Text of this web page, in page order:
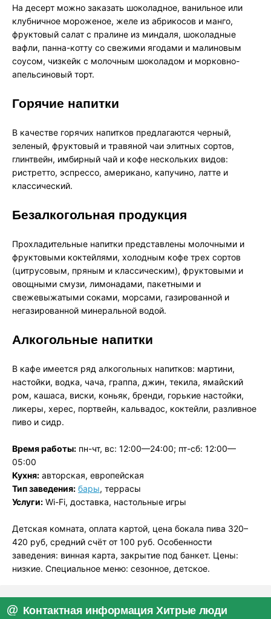
На десерт можно заказать шоколадное, ванильное или
клубничное мороженое, желе из абрикосов и манго,
фруктовый салат с пралине из миндаля, шоколадные
вафли, панна-котту со свежими ягодами и малиновым
соусом, чизкейк с молочным шоколадом и морковно-
апельсиновый торт.
Горячие напитки
В качестве горячих напитков предлагаются черный,
зеленый, фруктовый и травяной чаи элитных сортов,
глинтвейн, имбирный чай и кофе нескольких видов:
ристретто, эспрессо, американо, капучино, латте и
классический.
Безалкогольная продукция
Прохладительные напитки представлены молочными и
фруктовыми коктейлями, холодным кофе трех сортов
(цитрусовым, пряным и классическим), фруктовыми и
овощными смузи, лимонадами, пакетными и
свежевыжатыми соками, морсами, газированной и
негазированной минеральной водой.
Алкогольные напитки
В кафе имеется ряд алкогольных напитков: мартини,
настойки, водка, чача, граппа, джин, текила, ямайский
ром, кашаса, виски, коньяк, бренди, горькие настойки,
ликеры, херес, портвейн, кальвадос, коктейли, разливное
пиво и сидр.
Время работы: пн-чт, вс: 12:00—24:00; пт-сб: 12:00—
05:00
Кухня: авторская, европейская
Тип заведения: бары, террасы
Услуги: Wi-Fi, доставка, настольные игры
Детская комната, оплата картой, цена бокала пива 320–
420 руб, средний счёт от 100 руб. Особенности
заведения: винная карта, закрытие под банкет. Цены:
низкие. Специальное меню: сезонное, детское.
Контактная информация Хитрые люди